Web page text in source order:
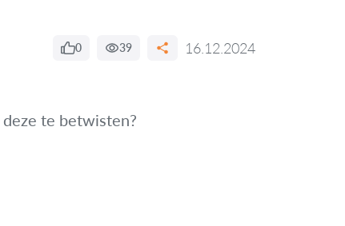
0 39 16.12.2024
te betwisten?